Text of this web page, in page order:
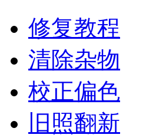
修复教程
清除杂物
校正偏色
旧照翻新